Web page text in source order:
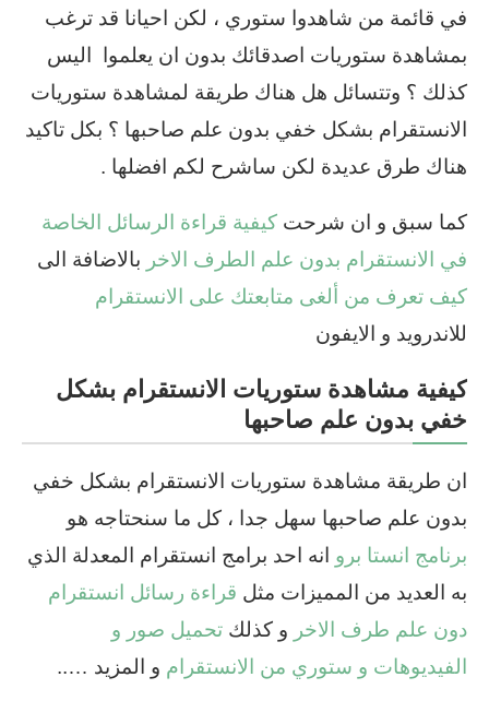
في قائمة من شاهدوا ستوري ، لكن احيانا قد ترغب
بمشاهدة ستوريات اصدقائك بدون ان يعلموا اليس
كذلك ؟ وتتسائل هل هناك طريقة لمشاهدة ستوريات
الانستقرام بشكل خفي بدون علم صاحبها ؟ بكل تاكيد
هناك طرق عديدة لكن ساشرح لكم افضلها .
كما سبق و ان شرحت كيفية قراءة الرسائل الخاصة
في الانستقرام بدون علم الطرف الاخر بالاضافة الى
كيف تعرف من ألغى متابعتك على الانستقرام
للاندرويد و الايفون
كيفية مشاهدة ستوريات الانستقرام بشكل
خفي بدون علم صاحبها
ان طريقة مشاهدة ستوريات الانستقرام بشكل خفي
بدون علم صاحبها سهل جدا ، كل ما سنحتاجه هو
برنامج انستا برو انه احد برامج انستقرام المعدلة الذي
به العديد من المميزات مثل قراءة رسائل انستقرام
دون علم طرف الاخر و كذلك تحميل صور و
الفيديوهات و ستوري من الانستقرام و المزيد …..